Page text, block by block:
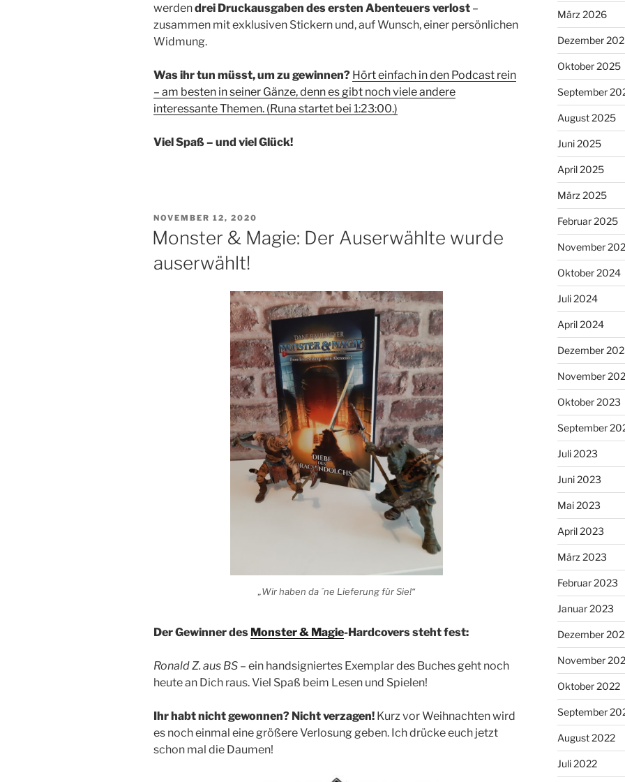
werdendrei Druckausgaben des ersten Abenteuers verlost –
zusammen mit exklusiven Stickern und, auf Wunsch, einer persönlichen
Widmung.
Was ihr tun müsst, um zu gewinnen? Hört einfach in den Podcast rein
– am besten in seiner Gänze, denn es gibt noch viele andere
interessante Themen. (Runa startet bei 1:23:00.)
Viel Spaß – und viel Glück!
VERÖFFENTLICHT
NOVEMBER 12, 2020
Monster & Magie: Der Auserwählte wurde
auserwählt!
„Wir haben da ´ne Lieferung für Sie!“
Der Gewinner des Monster & Magie-Hardcovers steht fest:
Ronald Z. aus BS – ein handsigniertes Exemplar des Buches geht noch
heute an Dich raus. Viel Spaß beim Lesen und Spielen!
Ihr habt nicht gewonnen? Nicht verzagen! Kurz vor Weihnachten wird
es noch einmal eine größere Verlosung geben. Ich drücke euch jetzt
schon mal die Daumen!
März 2026
Dezember
Oktober 2025
September
August 2025
Juni 2025
April 2025
März 2025
Februar 2025
November
Oktober 2024
Juli 2024
April 2024
Dezember
November
Oktober 2023
September
Juli 2023
Juni 2023
Mai 2023
April 2023
März 2023
Februar 2023
Januar 2023
Dezember
November
Oktober 2022
September
August 2022
Juli 2022